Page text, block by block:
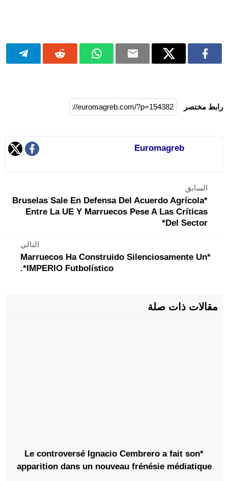
رابط مختصر
Euromagreb
السابق
*Bruselas Sale En Defensa Del Acuerdo Agrícola
Entre La UE Y Marruecos Pese A Las Críticas
Del Sector*
التالي
*Marruecos Ha Construido Silenciosamente Un
IMPERIO Futbolístico*.
مقالات ذات صلة
*Le controversé Ignacio Cembrero a fait son
apparition dans un nouveau frénésie médiatique